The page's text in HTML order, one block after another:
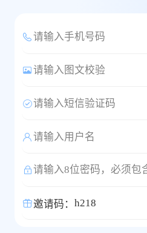
请输入手机号码
请输入图文校验
请输入短信验证码
请输入用户名
请输入8位密码，必须包
邀请码：